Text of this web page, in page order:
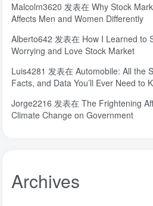
超分辨显微(1) 质谱仪(1) 谦虚 (1)
胡良兵
网盘(0) 经济类(0) 纪录片(1)
秘密，吸引力法则，纪录片，下载
秘密(1) 碳离子治疗系统(1) 研究方
真空系统(1) 目标 (1) 焦耳加热 (4)
星河皓月 (1) 拉曼
Malcolm3620 发表在 Why Stock
Affects Men and Women Differently
Alberto642 发表在 How I Learned to
Worrying and Love Stock Market
Luis4281 发表在 Automobile: All the
Facts, and Data You’ll Ever Need to
Jorge2216 发表在 The Frightening
Climate Change on Government
Archives